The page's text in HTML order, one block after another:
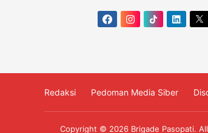
Redaksi Pedoman Media Siber
Copyright © 2026 Brigade Pasopati.